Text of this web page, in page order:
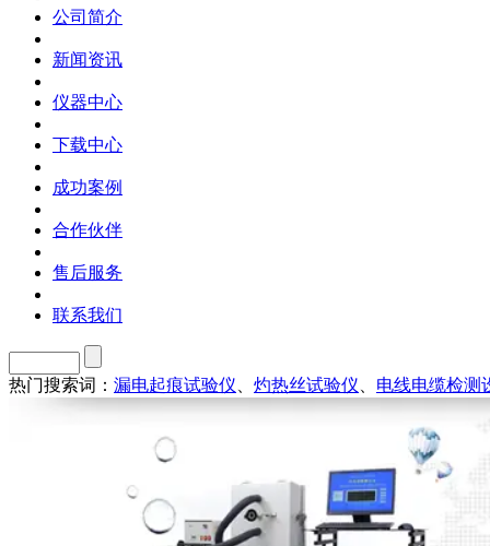
公司简介
新闻资讯
仪器中心
下载中心
成功案例
合作伙伴
售后服务
联系我们
热门搜索词： 漏电起痕试验仪 灼热丝试验仪 电线电缆检测